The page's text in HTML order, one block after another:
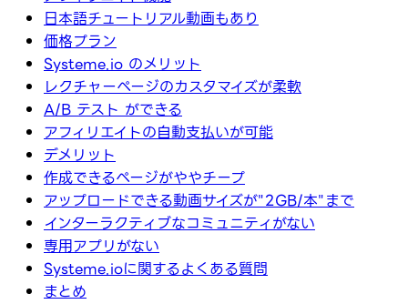
日本語チュートリアル動画もあり
価格プラン
Systeme.io のメリット
レクチャーページのカスタマイズが柔軟
A/B テスト ができる
アフィリエイトの自動支払いが可能
デメリット
作成できるページがややチープ
アップロードできる動画サイズが"2GB/本"まで
インターラクティブなコミュニティがない
専用アプリがない
Systeme.ioに関するよくある質問
まとめ